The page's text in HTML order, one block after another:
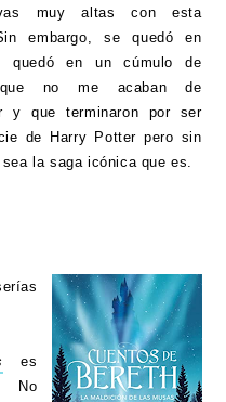
muy altas con esta
embargo, se quedó en
quedó en un cúmulo de
no me acaban de
y que terminaron por ser
de Harry Potter pero sin
la saga icónica que es.
es
No